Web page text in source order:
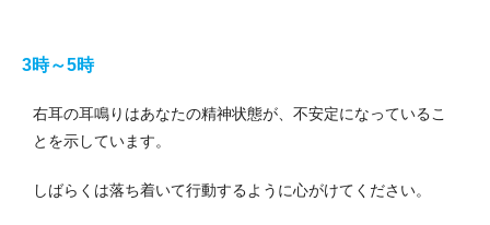
3時～5時
右耳の耳鳴りはあなたの精神状態が、不安定になっているこ
とを示しています。
しばらくは落ち着いて行動するように心がけてください。